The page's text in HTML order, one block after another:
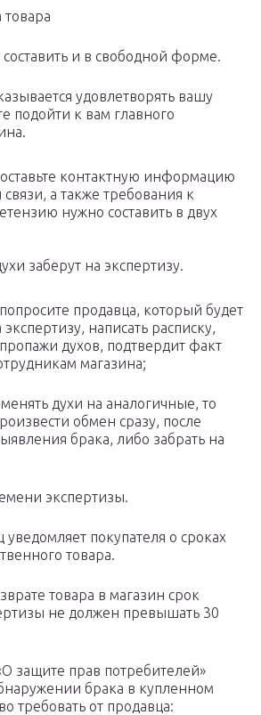
товара
и в свободной форме.
удовлетворять вашу
подойти к вам главного
контактную информацию
связи, а также требования к
нужно составить в двух
заберут на экспертизу.
продавца, который будет
написать расписку,
духов, подтвердит факт
магазина;
духи на аналогичные, то
обмен сразу, после
брака, либо забрать на
экспертизы.
покупателя о сроках
товара.
товара в магазин срок
не должен превышать 30
защите прав потребителей»
брака в купленном
требовать от продавца: